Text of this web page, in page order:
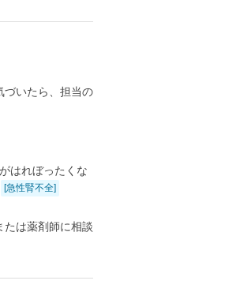
づいたら、担当の
はれぼったくな
[急性腎不全]
たは薬剤師に相談